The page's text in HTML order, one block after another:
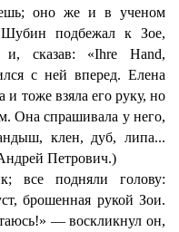
оно же и в ученом
подбежал к Зое,
и, сказав: «Ihre Hand,
с ней вперед. Елена
и тоже взяла его руку, но
Она спрашивала у него,
клен, дуб, липа...
Петрович.)
все подняли голову:
брошенная рукой Зои.
— воскликнул он,